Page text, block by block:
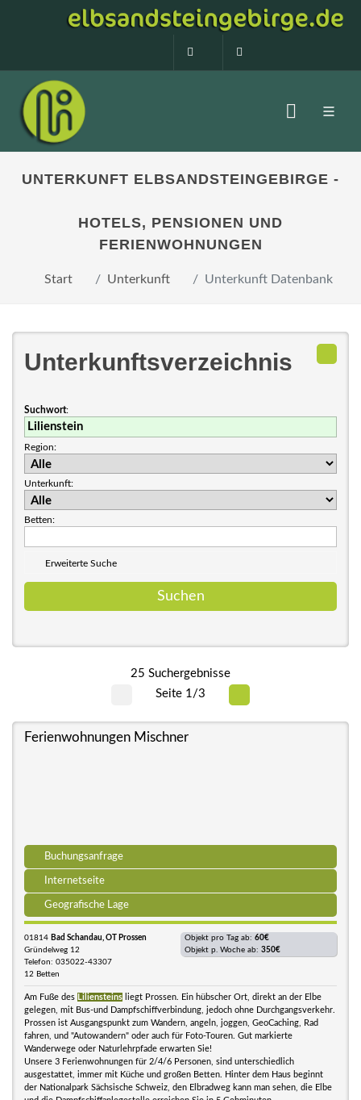
0160 99873408
UNTERKUNFT ELBSANDSTEINGEBIRGE -
HOTELS, PENSIONEN UND
FERIENWOHNUNGEN
Start Unterkunft Unterkunft Datenbank
Unterkunftsverzeichnis
Suchwort:
Region:
Unterkunft:
Betten:
Erweiterte Suche
25 Suchergebnisse
Seite 1/3
Ferienwohnungen Mischner
Buchungsanfrage
Internetseite
Geografische Lage
01814 Bad Schandau, OT Prossen
Gründelweg 12
Telefon: 035022-43307
12 Betten
Objekt pro Tag ab: 60€
Objekt p. Woche ab: 350€
Am Fuße des Liliensteins liegt Prossen. Ein hübscher Ort, direkt an der Elbe
gelegen, mit Bus-und Dampfschiffverbindung, jedoch ohne Durchgangsverkehr.
Prossen ist Ausgangspunkt zum Wandern, angeln, joggen, GeoCaching, Rad
fahren, und "Autowandern" oder auch für Foto-Touren. Gut markierte
Wanderwege oder Naturlehrpfade erwarten Sie!
Unsere 3 Ferienwohnungen für 2/4/6 Personen, sind unterschiedlich
ausgestattet, immer mit Küche und großen Betten. Hinter dem Haus beginnt
der Nationalpark Sächsische Schweiz, den Elbradweg kann man sehen, die Elbe